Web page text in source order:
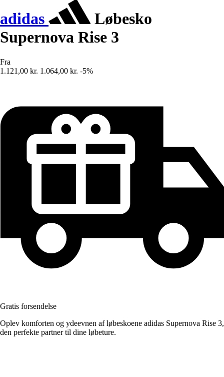
adidas
Løbesko
Supernova Rise 3
Fra
1.121,00 kr. 1.064,00 kr. -5%
Gratis forsendelse
Oplev komforten og ydeevnen af løbeskoene adidas Supernova Rise 3,
den perfekte partner til dine løbeture.